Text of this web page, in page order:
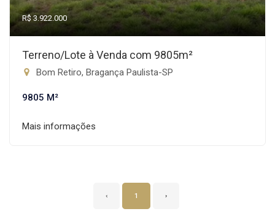
R$ 3.922.000
Terreno/Lote à Venda com 9805m²
Bom Retiro, Bragança Paulista-SP
9805 M²
Mais informações
‹ 1 ›